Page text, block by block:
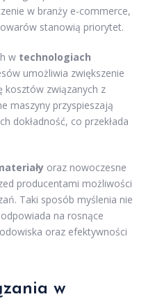
w branży e-commerce,
stanowią priorytet.
w technologiach
umożliwia zwiększenie
kosztów związanych z
maszyny przyspieszają
dokładność, co przekłada
oraz nowoczesne
producentami możliwości
Taki sposób myślenia nie
na rosnące
oraz efektywności
w